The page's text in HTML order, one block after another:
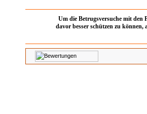
Um die Betrugsversuche mit den
davor besser schützen zu